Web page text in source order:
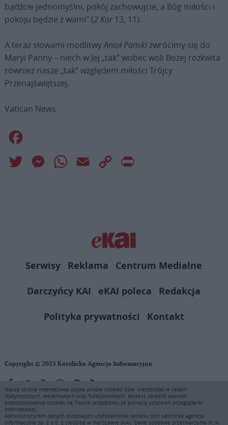
bądźcie jednomyślni, pokój zachowujcie, a Bóg miłości i
pokoju będzie z wami” (2 Kor13, 11).
A teraz słowami modlitwyAnioł Pańskizwrócimy się do
Maryi Panny – niech w Jej „tak” wobec woli Bożej rozkwita
również nasze „tak” względem miłości Trójcy
Przenajświętszej.
Vatican News
Twitter MessengerWhatsApp
Email
Copy
Serwisy Reklama
Centrum Medialne
Darczyńcy KAI
eKAI poleca
Redakcja
Polityka prywatności
Kontakt
Copyright © 2025 Katolicka Agencja Informacyjna
KAI zastrzega wszelkie prawa do serwisu. Użytkownicy mogą pobierać
i drukować fragmenty zawartości serwisu internetowego www.ekai.pl
wyłącznie do użytku osobistego. Publikacja, rozpowszechnianie
Nasza strona internetowa używa plików cookies (tzw. ciasteczka) w celach
statystycznych, reklamowych oraz funkcjonalnych. Możesz określić warunki
przechowywania cookies na Twoim urządzeniu za pomocą ustawień przeglądarki
internetowej.
Administratorem danych osobowych użytkowników Serwisu jest Katolicka Agencja
Informacyjna sp. z o.o. z siedzibą w Warszawie (KAI). Dane osobowe przetwarzamy m.in.